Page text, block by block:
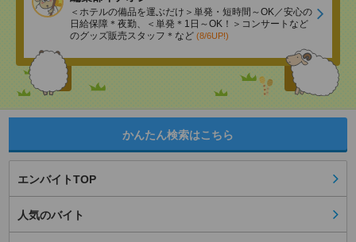
＜ホテルの備品を運ぶだけ＞単発・短時間～OK／安心の
日給保障＊夜勤、＜単発＊1日～OK！＞コンサートなど
のグッズ販売スタッフ＊など (8/6UP!)
かんたん検索はこちら
エンバイトTOP
人気のバイト